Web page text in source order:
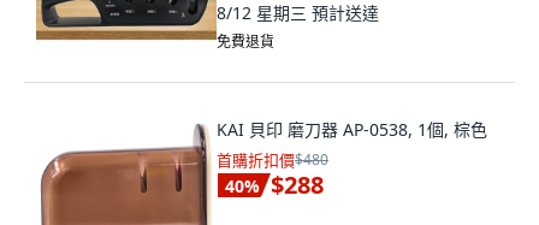
8/12 星期三 預計送達
免費退貨
KAI 貝印 磨刀器 AP-0538, 1個, 棕色
首購折扣價$480
40% $288